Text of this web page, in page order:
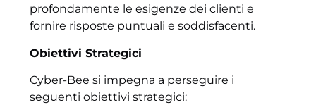
profondamente le esigenze dei clienti e
fornire risposte puntuali e soddisfacenti.
Obiettivi Strategici
Cyber-Bee si impegna a perseguire i
seguenti obiettivi strategici: